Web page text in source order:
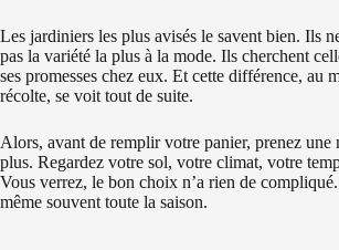
Les jardiniers les plus avisés le savent bien. Ils
pas la variété la plus à la mode. Ils cherchent
ses promesses chez eux. Et cette différence, au
récolte, se voit tout de suite.
Alors, avant de remplir votre panier, prenez une
plus. Regardez votre sol, votre climat, votre
Vous verrez, le bon choix n’a rien de
même souvent toute la saison.